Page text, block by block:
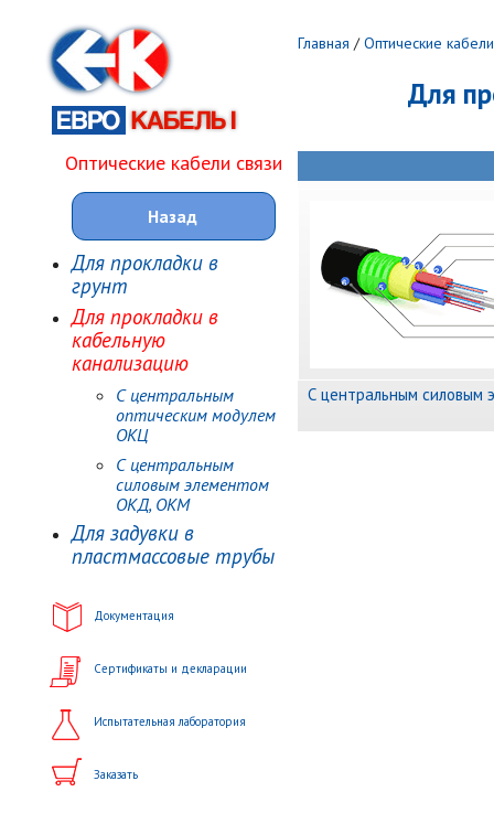
Оптические кабели связи
Назад
Для прокладки в
грунт
Для прокладки в
кабельную
канализацию
С центральным
оптическим модулем
ОКЦ
С центральным
силовым элементом
ОКД, ОКМ
Для задувки в
пластмассовые трубы
Документация
Сертификаты и декларации
Испытательная лаборатория
Заказать
Главная /Оптические
Для
С центральным